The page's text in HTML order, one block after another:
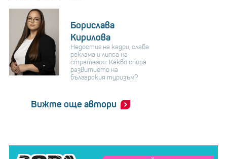
Борислава
Кирилова
Недостиг на кадри, слаба
реклама и липса на
стратегия: Какво спира
развитието на
българския туризъм?
Вижте още автори